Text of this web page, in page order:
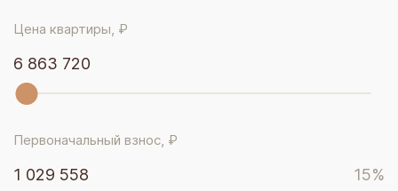
Цена квартиры, ₽
6 863 720
Первоначальный взнос, ₽
1 029 558 15%